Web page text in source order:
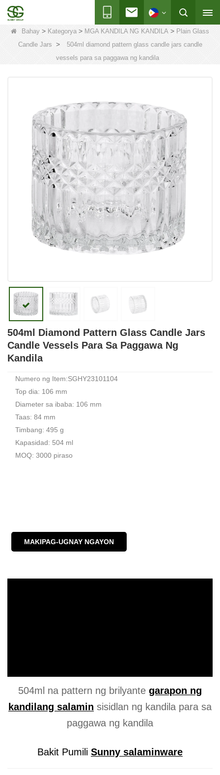
Bahay > Kategorya > MGA KANDILA NG KANDILA > Plain Glass
Candle Jars >
504ml diamond pattern glass candle jars candle
vessels para sa paggawa ng kandila
504ml Diamond Pattern Glass Candle Jars
Candle Vessels Para Sa Paggawa Ng
Kandila
Numero ng Item:SGHY23101104
Top dia: 106 mm
Diameter sa ibaba: 106 mm
Taas: 84 mm
Timbang: 495 g
Kapasidad: 504 ml
MOQ: 3000 piraso
MAKIPAG-UGNAY NGAYON
504ml na pattern ng brilyante garapon ng
kandilang salamin sisidlan ng kandila para sa
paggawa ng kandila
Bakit Pumili Sunny salaminware